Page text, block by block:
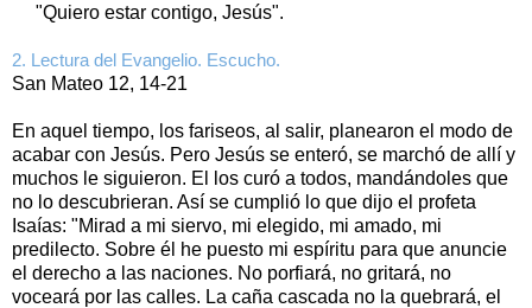
"Quiero estar contigo, Jesús".
2. Lectura del Evangelio. Escucho.
San Mateo 12, 14-21
En aquel tiempo, los fariseos, al salir, planearon el modo de
acabar con Jesús. Pero Jesús se enteró, se marchó de allí y
muchos le siguieron. El los curó a todos, mandándoles que
no lo descubrieran. Así se cumplió lo que dijo el profeta
Isaías: "Mirad a mi siervo, mi elegido, mi amado, mi
predilecto. Sobre él he puesto mi espíritu para que anuncie
el derecho a las naciones. No porfiará, no gritará, no
voceará por las calles. La caña cascada no la quebrará, el